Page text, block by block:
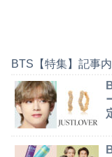
BTS【特集】記事